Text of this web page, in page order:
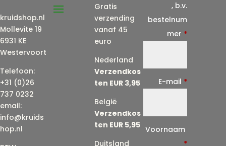
kruidshop.nl
Mollevite 19
6931 KE
Westervoort
Telefoon:
+31 (0)26
737 0232
email:
info@kruids
hop.nl
Gratis
verzending
vanaf 45
euro
Nederland
Verzendkos
ten EUR 3,95
België
Verzendkos
ten EUR 5,95
Duitsland
, b.v.
bestelnum
mer *
E-mail *
Voornaam
*